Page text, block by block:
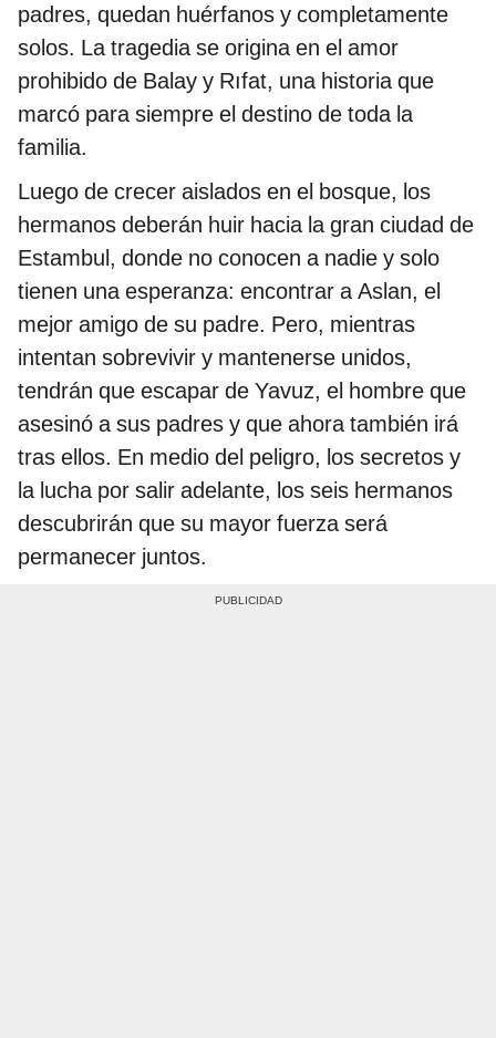
padres, quedan huérfanos y completamente
solos. La tragedia se origina en el amor
prohibido de Balay y Rıfat, una historia que
marcó para siempre el destino de toda la
familia.
Luego de crecer aislados en el bosque, los
hermanos deberán huir hacia la gran ciudad de
Estambul, donde no conocen a nadie y solo
tienen una esperanza: encontrar a Aslan, el
mejor amigo de su padre. Pero, mientras
intentan sobrevivir y mantenerse unidos,
tendrán que escapar de Yavuz, el hombre que
asesinó a sus padres y que ahora también irá
tras ellos. En medio del peligro, los secretos y
la lucha por salir adelante, los seis hermanos
descubrirán que su mayor fuerza será
permanecer juntos.